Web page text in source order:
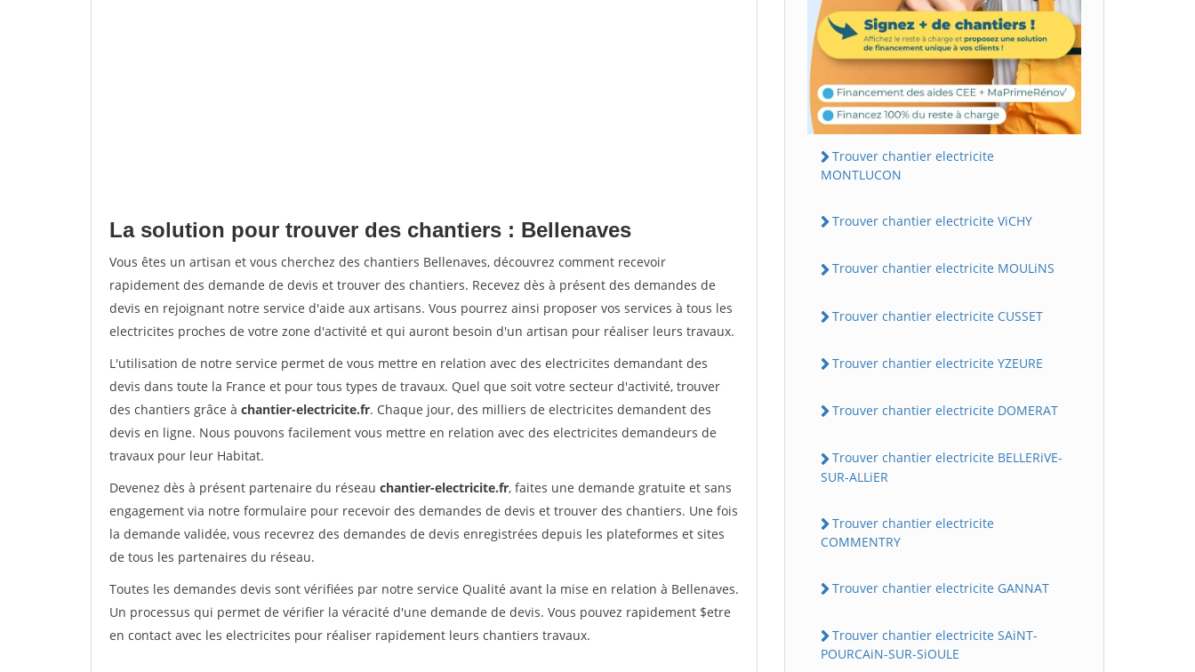
La solution pour trouver des chantiers : Bellenaves
Vous êtes un artisan et vous cherchez des chantiers Bellenaves, découvrez comment recevoir
rapidement des demande de devis et trouver des chantiers. Recevez dès à présent des demandes de
devis en rejoignant notre service d'aide aux artisans. Vous pourrez ainsi proposer vos services à tous les
electricites proches de votre zone d'activité et qui auront besoin d'un artisan pour réaliser leurs travaux.
L'utilisation de notre service permet de vous mettre en relation avec des electricites demandant des
devis dans toute la France et pour tous types de travaux. Quel que soit votre secteur d'activité, trouver
des chantiers grâce à chantier-electricite.fr. Chaque jour, des milliers de electricites demandent des
devis en ligne. Nous pouvons facilement vous mettre en relation avec des electricites demandeurs de
travaux pour leur Habitat.
Devenez dès à présent partenaire du réseau chantier-electricite.fr, faites une demande gratuite et sans
engagement via notre formulaire pour recevoir des demandes de devis et trouver des chantiers. Une fois
la demande validée, vous recevrez des demandes de devis enregistrées depuis les plateformes et sites
de tous les partenaires du réseau.
Toutes les demandes devis sont vérifiées par notre service Qualité avant la mise en relation à Bellenaves.
Un processus qui permet de vérifier la véracité d'une demande de devis. Vous pouvez rapidement $etre
en contact avec les electricites pour réaliser rapidement leurs chantiers travaux.
Trouver chantier electricite
MONTLUCON
Trouver chantier electricite ViCHY
Trouver chantier electricite MOULiNS
Trouver chantier electricite CUSSET
Trouver chantier electricite YZEURE
Trouver chantier electricite DOMERAT
Trouver chantier electricite BELLERiVE-
SUR-ALLiER
Trouver chantier electricite
COMMENTRY
Trouver chantier electricite GANNAT
Trouver chantier electricite SAiNT-
POURCAiN-SUR-SiOULE